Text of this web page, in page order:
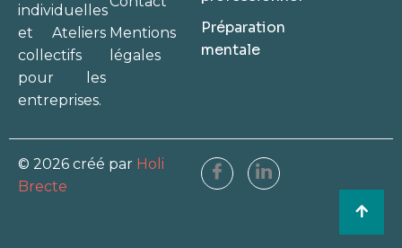
individuelles
et Ateliers
collectifs
pour les
entreprises.
Mentions
légales
Préparation
mentale
© 2026 créé par Holi
Brecte